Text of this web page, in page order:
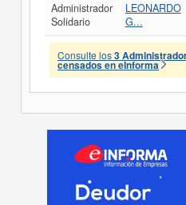
Administrador
Solidario
LEONARDO
G...
Consulte los3
censados en eInforma